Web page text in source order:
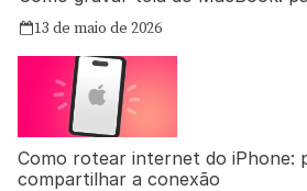
13 de maio de 2026
Como rotear internet do iPhone:
compartilhar a conexão